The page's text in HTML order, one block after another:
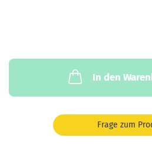
In den
Frage zum